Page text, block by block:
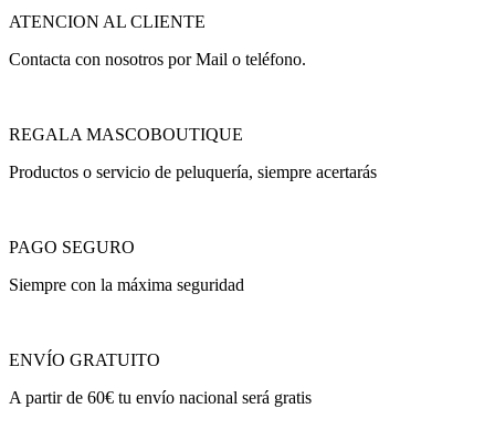
ATENCION AL CLIENTE
Contacta con nosotros por Mail o teléfono.
REGALA MASCOBOUTIQUE
Productos o servicio de peluquería, siempre acertarás
PAGO SEGURO
Siempre con la máxima seguridad
ENVÍO GRATUITO
A partir de 60€ tu envío nacional será gratis